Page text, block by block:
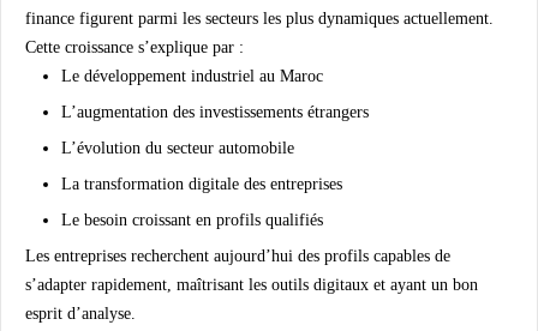
finance figurent parmi les secteurs les plus dynamiques actuellement.
Cette croissance s’explique par :
Le développement industriel au Maroc
L’augmentation des investissements étrangers
L’évolution du secteur automobile
La transformation digitale des entreprises
Le besoin croissant en profils qualifiés
Les entreprises recherchent aujourd’hui des profils capables de
s’adapter rapidement, maîtrisant les outils digitaux et ayant un bon
esprit d’analyse.